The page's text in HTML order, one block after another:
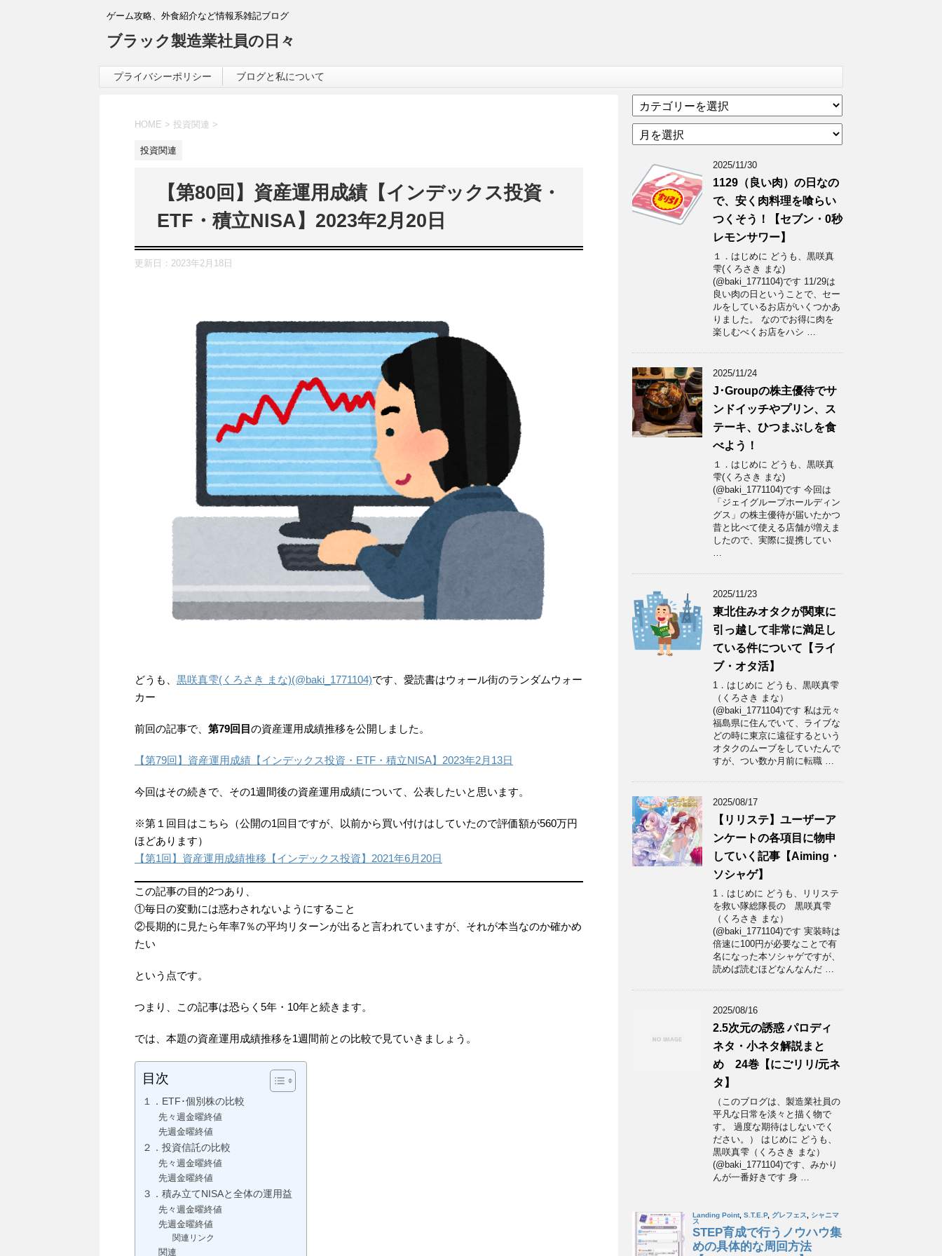
ゲーム攻略、外食紹介など情報系雑記ブログ
ブラック製造業社員の日々
プライバシーポリシー ブログと私について
HOME > 投資関連 >
投資関連
【第80回】資産運用成績【インデックス投資・
ETF・積立NISA】2023年2月20日
更新日： 2023年2月18日
どうも、 黒咲真雫(くろさき まな)(@baki_1771104)です、愛読書はウォール街のランダムウォー
カー
前回の記事で、 第79回目 の資産運用成績推移を公開しました。
【第79回】資産運用成績【インデックス投資・ETF・積立NISA】2023年2月13日
今回はその続きで、その1週間後の資産運用成績について、公表したいと思います。
※第１回目はこちら（公開の1回目ですが、以前から買い付けはしていたので評価額が560万円
ほどあります）
【第1回】資産運用成績推移【インデックス投資】2021年6月20日
この記事の目的2つあり、
①毎日の変動には惑わされないようにすること
②長期的に見たら年率7％の平均リターンが出ると言われていますが、それが本当なのか確かめ
たい
という点です。
つまり、この記事は恐らく5年・10年と続きます。
では、本題の資産運用成績推移を1週間前との比較で見ていきましょう。
目次
１．ETF･個別株の比較
先々週金曜終値
先週金曜終値
２．投資信託の比較
先々週金曜終値
先週金曜終値
３．積み立てNISAと全体の運用益
先々週金曜終値
先週金曜終値
関連リンク
関連
テ
ゴ
リ
ア
ー
ブ
2025/11/30
1129（良い肉）の日なの
で、安く肉料理を喰らい
つくそう！【セブン・0秒
レモンサワー】
１．はじめに どうも、黒咲真
雫(くろさき まな)
(@baki_1771104)です 11/29は
良い肉の日ということで、セー
ルをしているお店がいくつかあ
りました。 なのでお得に肉を
楽しむべくお店をハシ …
2025/11/24
J･Groupの株主優待でサ
ンドイッチやプリン、ス
テーキ、ひつまぶしを食
べよう！
１．はじめに どうも、黒咲真
雫(くろさき まな)
(@baki_1771104)です 今回は
「ジェイグループホールディン
グス」の株主優待が届いたかつ
昔と比べて使える店舗が増えま
したので、実際に提携してい
…
2025/11/23
東北住みオタクが関東に
引っ越して非常に満足し
ている件について【ライ
ブ・オタ活】
1．はじめに どうも、黒咲真雫
（くろさき まな）
(@baki_1771104)です 私は元々
福島県に住んでいて、ライブな
どの時に東京に遠征するという
オタクのムーブをしていたんで
すが、つい数か月前に転職 …
2025/08/17
【リリステ】ユーザーア
ンケートの各項目に物申
していく記事【Aiming・
ソシャゲ】
1．はじめに どうも、リリステ
を救い隊総隊長の 黒咲真雫
（くろさき まな）
(@baki_1771104)です 実装時は
倍速に100円が必要なことで有
名になった本ソシャゲですが、
読めば読むほどなんなんだ …
2025/08/16
2.5次元の誘惑 パロディ
ネタ・小ネタ解説まと
め 24巻【にごリリ/元ネ
タ】
（このブログは、製造業社員の
平凡な日常を淡々と描く物で
す。 過度な期待はしないでく
ださい。） はじめに どうも、
黒咲真雫（くろさき まな）
(@baki_1771104)です、みかり
んが一番好きです 身 …